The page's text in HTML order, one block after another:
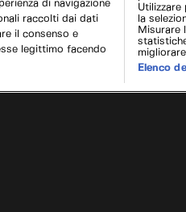
di navigazione
raccolti dai dati
il consenso e
legittimo facendo
Utilizzare
la
Misurare
Elenco